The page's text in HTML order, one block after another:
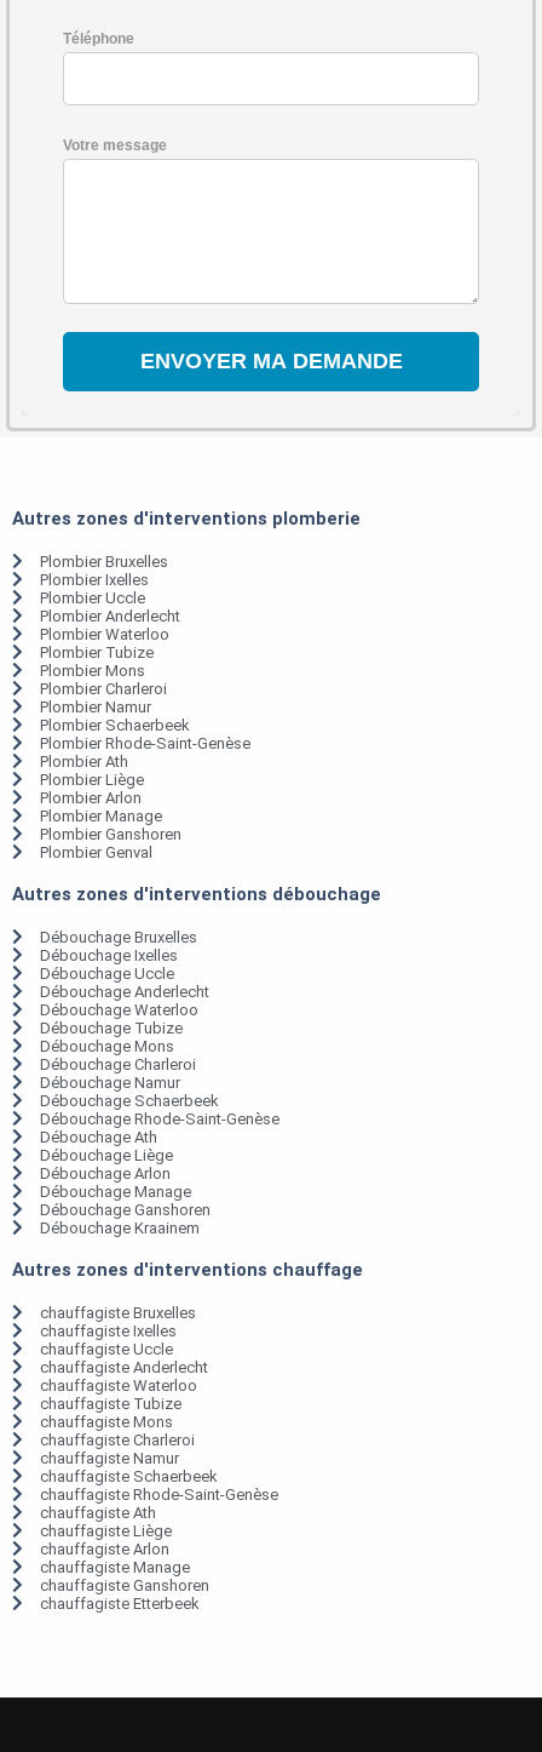
Téléphone
Votre message
Autres zones d'interventions plomberie
Plombier Bruxelles
Plombier Ixelles
Plombier Uccle
Plombier Anderlecht
Plombier Waterloo
Plombier Tubize
Plombier Mons
Plombier Charleroi
Plombier Namur
Plombier Schaerbeek
Plombier Rhode-Saint-Genèse
Plombier Ath
Plombier Liège
Plombier Arlon
Plombier Manage
Plombier Ganshoren
Plombier Genval
Autres zones d'interventions débouchage
Débouchage Bruxelles
Débouchage Ixelles
Débouchage Uccle
Débouchage Anderlecht
Débouchage Waterloo
Débouchage Tubize
Débouchage Mons
Débouchage Charleroi
Débouchage Namur
Débouchage Schaerbeek
Débouchage Rhode-Saint-Genèse
Débouchage Ath
Débouchage Liège
Débouchage Arlon
Débouchage Manage
Débouchage Ganshoren
Débouchage Kraainem
Autres zones d'interventions chauffage
chauffagiste Bruxelles
chauffagiste Ixelles
chauffagiste Uccle
chauffagiste Anderlecht
chauffagiste Waterloo
chauffagiste Tubize
chauffagiste Mons
chauffagiste Charleroi
chauffagiste Namur
chauffagiste Schaerbeek
chauffagiste Rhode-Saint-Genèse
chauffagiste Ath
chauffagiste Liège
chauffagiste Arlon
chauffagiste Manage
chauffagiste Ganshoren
chauffagiste Etterbeek